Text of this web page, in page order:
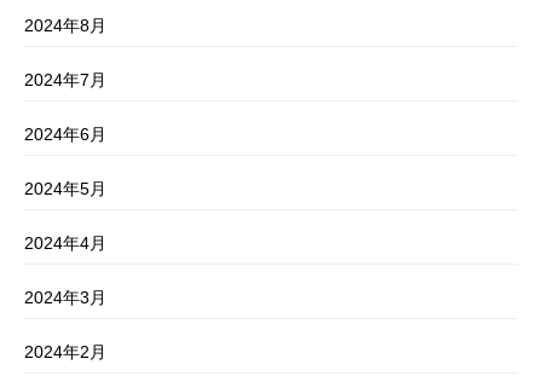
2024年8月
2024年7月
2024年6月
2024年5月
2024年4月
2024年3月
2024年2月